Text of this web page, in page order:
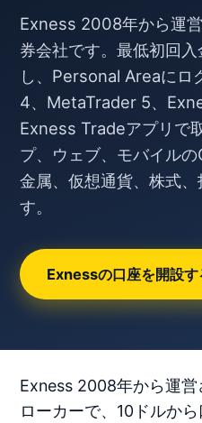
Exness 2008年から運
券会社です。最低初回
し、Personal Areaにロ
4、MetaTrader 5、
Exness Tradeアプリで
プ、ウェブ、モバイル
金属、仮想通貨、株式
す。
Exnessの口座を開設
Exness 2008年から運
ローカーで、10ドルから